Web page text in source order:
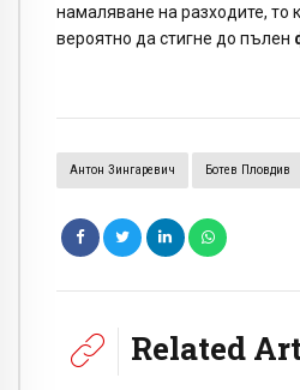
намаляване на разходите, то
вероятно да стигне до пълен
Антон Зингаревич Ботев Пловдив
Related